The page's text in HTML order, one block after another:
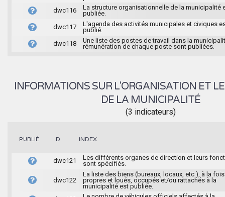
dwc116
La structure organisationnelle de la municipalité
publiée.
dwc117
L'agenda des activités municipales et civiques
publié.
dwc118
Une liste des postes de travail dans la
rémunération de chaque poste sont publiées.
INFORMATIONS SUR L'ORGANISATION ET
DE LA MUNICIPALITÉ
(3 indicateurs)
PUBLIÉ ID INDEX
dwc121
Les différents organes de direction et leurs
sont spécifiés.
dwc122
La liste des biens (bureaux, locaux, etc.), à la fois
propres et loués, occupés et/ou rattachés à la
municipalité est publiée.